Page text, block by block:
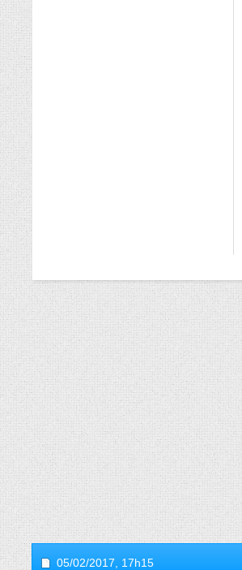
05/02/2017, 17h15